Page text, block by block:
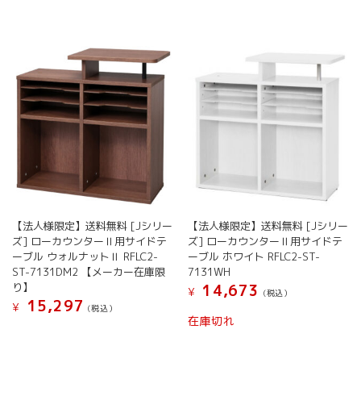
【法人様限定】送料無料 [Jシリー
ズ] ローカウンターⅡ用サイドテ
ーブル ウォルナットⅡ RFLC2-
ST-7131DM2 【メーカー在庫限
り】
¥
15,297 (税込）
【法人様限定】送料無料 [Jシリー
ズ] ローカウンターⅡ用サイドテ
ーブル ホワイト RFLC2-ST-
7131WH
¥
14,673 (税込）
在庫切れ